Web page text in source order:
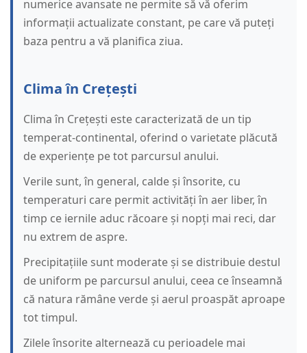
numerice avansate ne permite să vă oferim
informații actualizate constant, pe care vă puteți
baza pentru a vă planifica ziua.
Clima în Crețești
Clima în Crețești este caracterizată de un tip
temperat-continental, oferind o varietate plăcută
de experiențe pe tot parcursul anului.
Verile sunt, în general, calde și însorite, cu
temperaturi care permit activități în aer liber, în
timp ce iernile aduc răcoare și nopți mai reci, dar
nu extrem de aspre.
Precipitațiile sunt moderate și se distribuie destul
de uniform pe parcursul anului, ceea ce înseamnă
că natura rămâne verde și aerul proaspăt aproape
tot timpul.
Zilele însorite alternează cu perioadele mai